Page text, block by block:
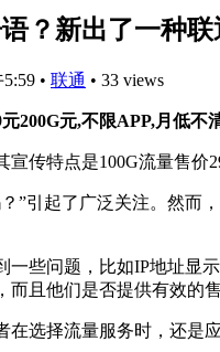
？新出了一种
• 联通 • 33 views
200G元,不限APP,月低
传特点是100G流量售价
”引起了广泛关注。然而
一些问题，比如IP地址显
且他们是否提供有效的
选择流量服务时，还是